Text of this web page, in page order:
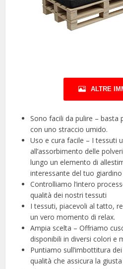
ALTRE
Sono facili da pulire – basta
con uno straccio umido.
Uso e cura facile – I tessuti
all’assorbimento delle
lungo un elemento di
interessante del tuo
Controlliamo l’intero
qualità dei nostri tessuti
I tessuti, piacevoli al tatto,
un vero momento di relax.
Ampia scelta – Offriamo
disponibili in diversi colori e
Puntiamo sull’imbottitura
qualità che assicura la